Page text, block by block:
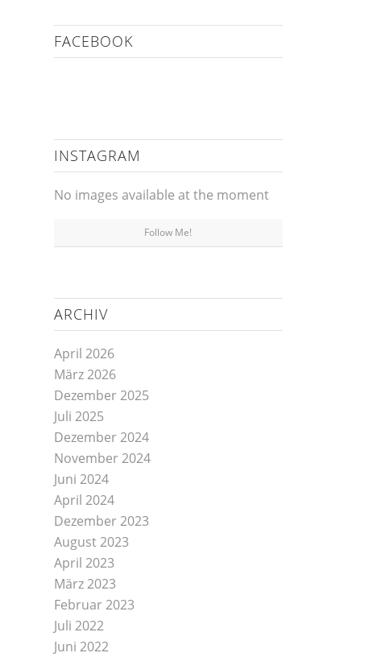
FACEBOOK
INSTAGRAM
No images available at the moment
Follow Me!
ARCHIV
April 2026
März 2026
Dezember 2025
Juli 2025
Dezember 2024
November 2024
Juni 2024
April 2024
Dezember 2023
August 2023
April 2023
März 2023
Februar 2023
Juli 2022
Juni 2022